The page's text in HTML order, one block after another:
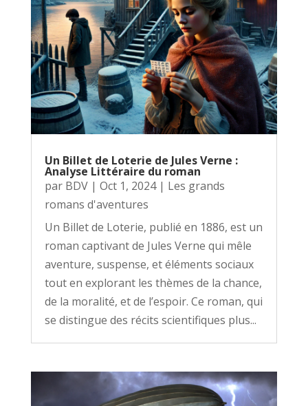
Un Billet de Loterie de Jules Verne :
Analyse Littéraire du roman
par BDV| Oct 1, 2024| Les grands
romans d'aventures
Un Billet de Loterie, publié en 1886, est un
roman captivant de Jules Verne qui mêle
aventure, suspense, et éléments sociaux
tout en explorant les thèmes de la chance,
de la moralité, et de l’espoir. Ce roman, qui
se distingue des récits scientifiques plus...